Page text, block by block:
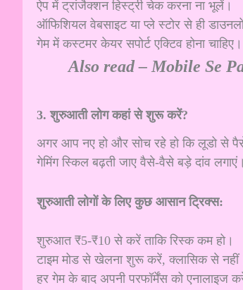
ऐप में ट्रांजैक्शन हिस्ट्री चेक करना ना भूलें।
ऑफिशियल वेबसाइट या प्ले स्टोर से ही
गेम में कस्टमर केयर सपोर्ट एक्टिव होना चाहिए।
Also read – Mobile Se
3. शुरुआती लोग कहां से शुरू करें?
अगर आप नए हो और सोच रहे हो कि लूडो से
गेमिंग स्किल बढ़ती जाए वैसे-वैसे बड़े दांव
शुरुआती लोगों के लिए कुछ आसान ट्रिक्स:
शुरुआत ₹5-₹10 से करें ताकि रिस्क कम हो।
टाइम मोड से खेलना शुरू करें, क्लासिक से
हर गेम के बाद अपनी परफॉर्मेंस को एनालाइज